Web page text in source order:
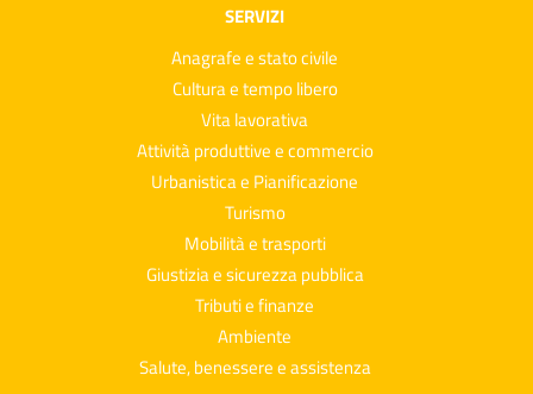
SERVIZI
Anagrafe e stato civile
Cultura e tempo libero
Vita lavorativa
Attività produttive e commercio
Urbanistica e Pianificazione
Turismo
Mobilità e trasporti
Giustizia e sicurezza pubblica
Tributi e finanze
Ambiente
Salute, benessere e assistenza